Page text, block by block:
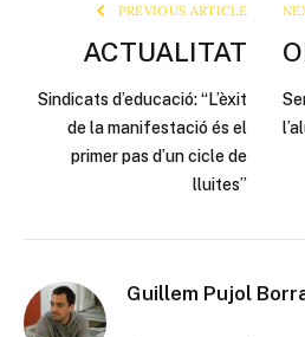
PREVIOUS ARTICLE
ACTUALITAT
Sindicats d’educació: “L’èxit
de la manifestació és el
primer pas d’un cicle de
lluites”
Guillem Pujol